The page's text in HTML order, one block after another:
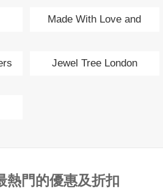
Made With Love and
Jewel Tree London
門的優惠及折扣